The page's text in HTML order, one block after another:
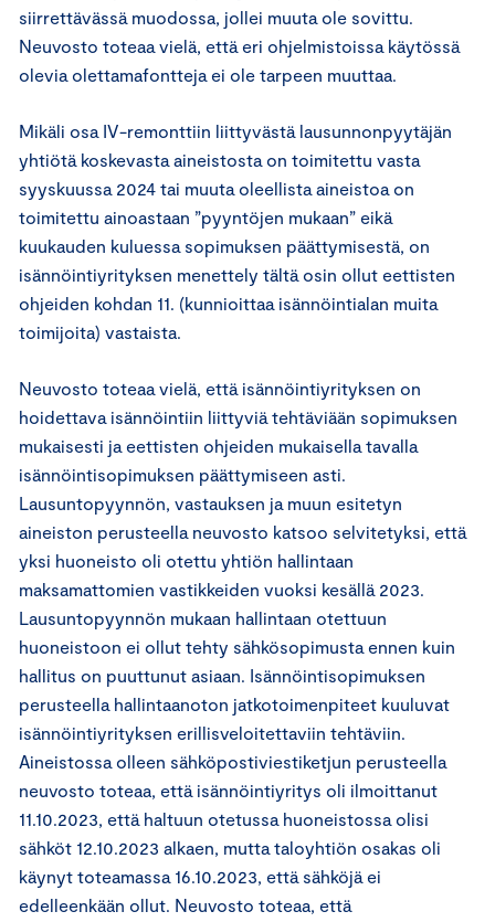
siirrettävässä muodossa, jollei muuta ole sovittu.
Neuvosto toteaa vielä, että eri ohjelmistoissa käytössä
olevia olettamafontteja ei ole tarpeen muuttaa.
Mikäli osa IV-remonttiin liittyvästä lausunnonpyytäjän
yhtiötä koskevasta aineistosta on toimitettu vasta
syyskuussa 2024 tai muuta oleellista aineistoa on
toimitettu ainoastaan ”pyyntöjen mukaan” eikä
kuukauden kuluessa sopimuksen päättymisestä, on
isännöintiyrityksen menettely tältä osin ollut eettisten
ohjeiden kohdan 11. (kunnioittaa isännöintialan muita
toimijoita) vastaista.
Neuvosto toteaa vielä, että isännöintiyrityksen on
hoidettava isännöintiin liittyviä tehtäviään sopimuksen
mukaisesti ja eettisten ohjeiden mukaisella tavalla
isännöintisopimuksen päättymiseen asti.
Lausuntopyynnön, vastauksen ja muun esitetyn
aineiston perusteella neuvosto katsoo selvitetyksi, että
yksi huoneisto oli otettu yhtiön hallintaan
maksamattomien vastikkeiden vuoksi kesällä 2023.
Lausuntopyynnön mukaan hallintaan otettuun
huoneistoon ei ollut tehty sähkösopimusta ennen kuin
hallitus on puuttunut asiaan. Isännöintisopimuksen
perusteella hallintaanoton jatkotoimenpiteet kuuluvat
isännöintiyrityksen erillisveloitettaviin tehtäviin.
Aineistossa olleen sähköpostiviestiketjun perusteella
neuvosto toteaa, että isännöintiyritys oli ilmoittanut
11.10.2023, että haltuun otetussa huoneistossa olisi
sähköt 12.10.2023 alkaen, mutta taloyhtiön osakas oli
käynyt toteamassa 16.10.2023, että sähköjä ei
edelleenkään ollut. Neuvosto toteaa, että